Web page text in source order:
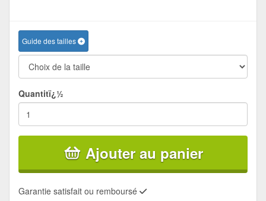
Guide des tailles
Quantitï¿½
Ajouter au panier
Garantie satisfait ou remboursé